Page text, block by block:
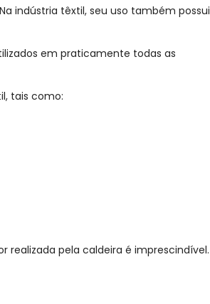
indústria têxtil, seu uso também possui
em praticamente todas as
tais como:
realizada pela caldeira é imprescindível.